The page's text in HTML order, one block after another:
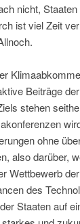
nicht,
ist viel Zeit
Beiträge
stehen
ohne
also darüber,
Wettbewerb
des
Staaten auf